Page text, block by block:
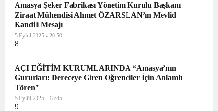
Amasya Şeker Fabrikası Yönetim Kurulu Başkanı
Ziraat Mühendisi Ahmet ÖZARSLAN’ın Mevlid
Kandili Mesajı
5 Eylül 2025 - 20:50
8
AÇI EĞİTİM KURUMLARINDA “Amasya’nın
Gururları: Dereceye Giren Öğrenciler İçin Anlamlı
Tören”
5 Eylül 2025 - 18:45
9